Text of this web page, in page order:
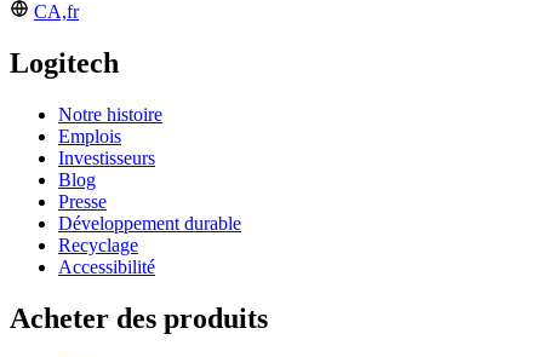
CA,fr
Logitech
Notre histoire
Emplois
Investisseurs
Blog
Presse
Développement durable
Recyclage
Accessibilité
Acheter des produits